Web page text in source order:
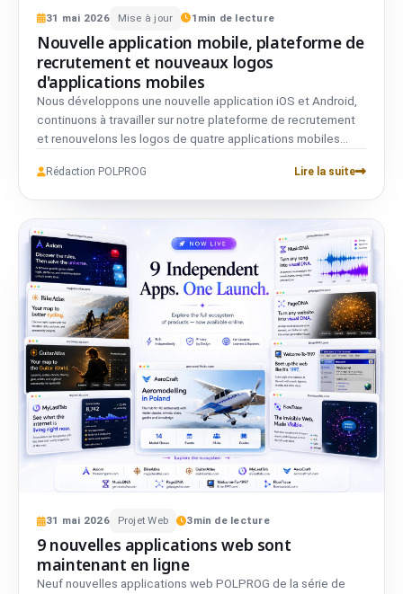
31 mai 2026 Mise à jour 1 min de lecture
Nouvelle application mobile, plateforme de
recrutement et nouveaux logos
d'applications mobiles
Nous développons une nouvelle application iOS et Android,
continuons à travailler sur notre plateforme de recrutement
et renouvelons les logos de quatre applications mobiles
Rédaction POLPROG Lire la suite
31 mai 2026 Projet Web 3min de lecture
9 nouvelles applications web sont
maintenant en ligne
Neuf nouvelles applications web POLPROG de la série de